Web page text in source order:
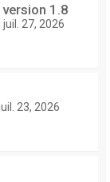
1.8
juil. 27, 2026
23, 2026